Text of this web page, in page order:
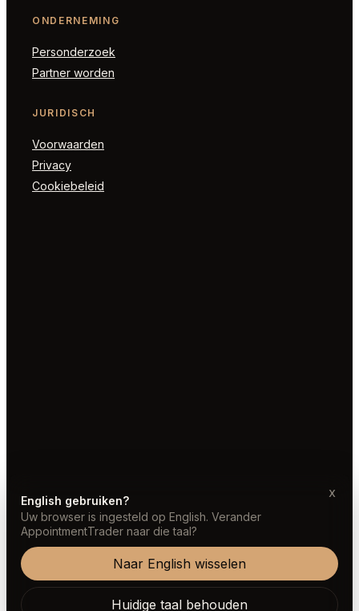
ONDERNEMING
Personderzoek
Partner worden
JURIDISCH
Voorwaarden
Privacy
Cookiebeleid
English gebruiken?
Uw browser is ingesteld op English. Verander
AppointmentTrader naar die taal?
Naar English wisselen
Huidige taal behouden
x